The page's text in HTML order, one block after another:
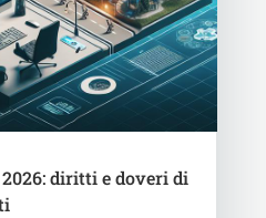
diritti e doveri di